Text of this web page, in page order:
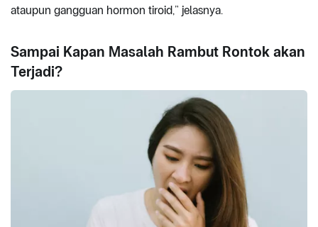
ataupun gangguan hormon tiroid,” jelasnya.
Sampai Kapan Masalah Rambut Rontok akan
Terjadi?